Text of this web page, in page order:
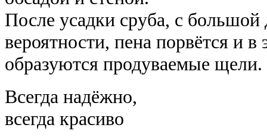
После усадки сруба, с большой
вероятности, пена порвётся и в
образуются продуваемые щели.
Всегда надёжно,
всегда красиво